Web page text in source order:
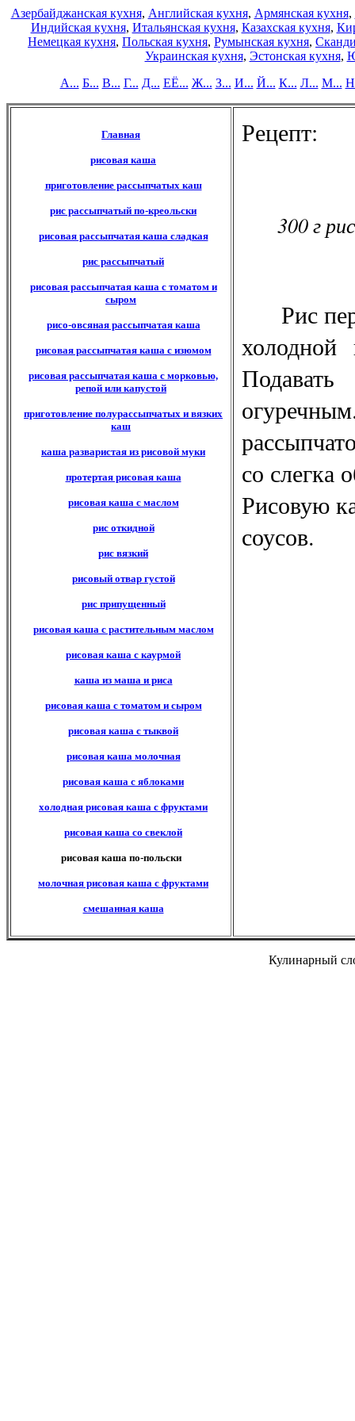
Азербайджанская кухня, Английская кухня, Армянская кухня,
Индийская кухня, Итальянская кухня, Казахская кухня,
Немецкая кухня, Польская кухня, Румынская кухня,
Украинская кухня, Эстонская кухня,
А... Б... В... Г... Д... ЕЁ... Ж... З... И... Й... К... Л... М...
Главная
рисовая каша
приготовление рассыпчатых каш
рис рассыпчатый по-креольски
рисовая рассыпчатая каша сладкая
рис рассыпчатый
рисовая рассыпчатая каша с томатом и
сыром
рисо-овсяная рассыпчатая каша
рисовая рассыпчатая каша с изюмом
рисовая рассыпчатая каша с морковью,
репой или капустой
приготовление полурассыпчатых и вязких
каш
каша разваристая из рисовой муки
протертая рисовая каша
рисовая каша с маслом
рис откидной
рис вязкий
рисовый отвар густой
рис припущенный
рисовая каша с растительным маслом
рисовая каша с каурмой
каша из маша и риса
рисовая каша с томатом и сыром
рисовая каша с тыквой
рисовая каша молочная
рисовая каша с яблоками
холодная рисовая каша с фруктами
рисовая каша со свеклой
рисовая каша по-польски
молочная рисовая каша с фруктами
смешанная каша
300 г
Рис
со слегка
Рисовую
соусов.
Кулинарный